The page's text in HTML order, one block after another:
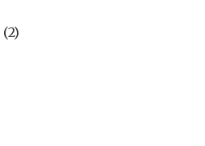
(2)